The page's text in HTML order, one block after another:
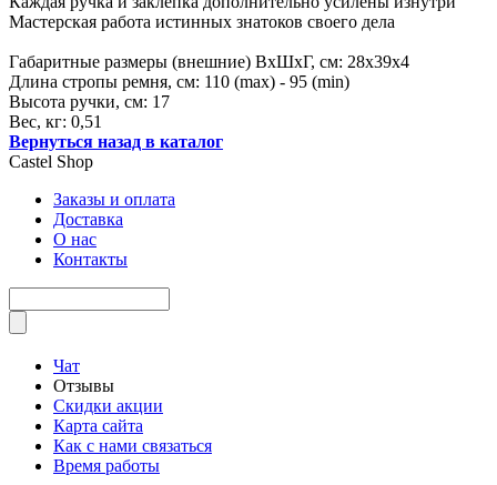
Мастерская работа истинных знатоков своего дела
Габаритные размеры (внешние) ВхШхГ, см: 28х39х4
Длина стропы ремня, см: 110 (max) - 95 (min)
Высота ручки, см: 17
Вес, кг: 0,51
Вернуться назад в каталог
Castel Shop
Заказы и оплата
Доставка
О нас
Контакты
Чат
Отзывы
Скидки акции
Карта сайта
Как с нами связаться
Время работы